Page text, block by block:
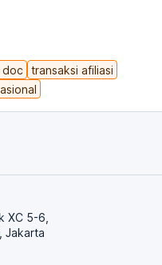
doc transaksi afiliasi
XC 5-6,
Jakarta